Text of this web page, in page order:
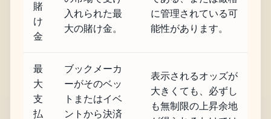
賭
け
金
入れられた最
大の賭け金。
に管理されている可
能性があります。
最
大
支
払
ブックメーカ
ーがそのベッ
トまたはイベ
ントから決済
表示されるオッズが
大きくても、必ずし
も無制限の上昇余地